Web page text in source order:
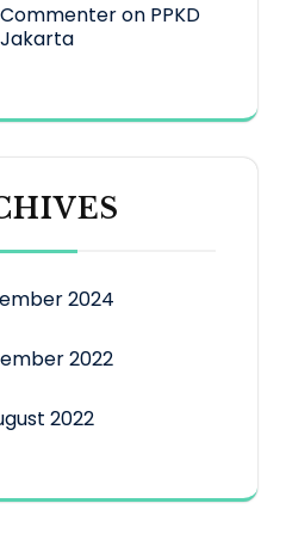
on PPKD
Jakarta
2024
2022
2022